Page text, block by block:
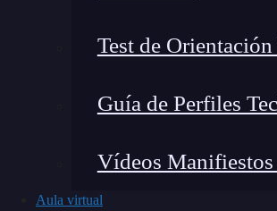
Test de
Guía de Perfiles
Vídeos
Aula virtual